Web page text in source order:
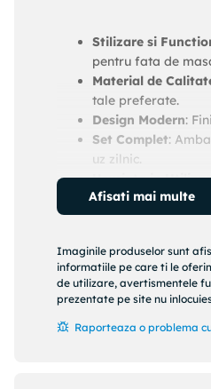
Stilizare si
pentru fata de
Material de
tale preferate.
Design Modern:
Set Complet:
uz zilnic.
Usurinta in
zilnice.
Versatilitate:
Adauga un plus de
metalice de inalta
Afisati mai multe
Imaginile produselor sunt
informatiile pe care ti le
de utilizare, avertismentele
prezentate pe site nu
Raporteaza o problema